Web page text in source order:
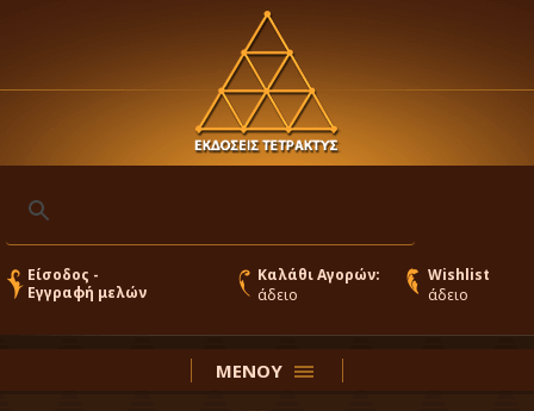
Είσοδος -
Εγγραφή μελών
Καλάθι Αγορών:
άδειο
Wishlist
άδειο
ΜΕΝΟΥ